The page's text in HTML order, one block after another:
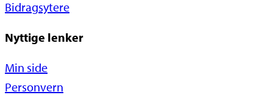
Bidragsytere
Nyttige lenker
Min side
Personvern